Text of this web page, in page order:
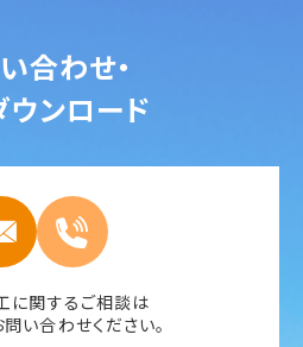
合わせ・
ンロード
に関するご相談は
い合わせください。